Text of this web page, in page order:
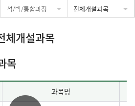
석/박/통합과정 전체개설과목
체개설과목
목
과목명